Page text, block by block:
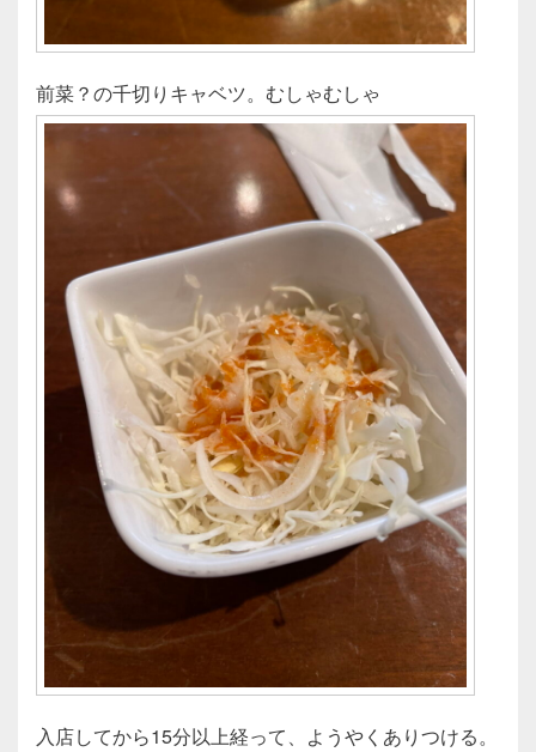
前菜？の千切りキャベツ。むしゃむしゃ
入店してから15分以上経って、ようやくありつける。